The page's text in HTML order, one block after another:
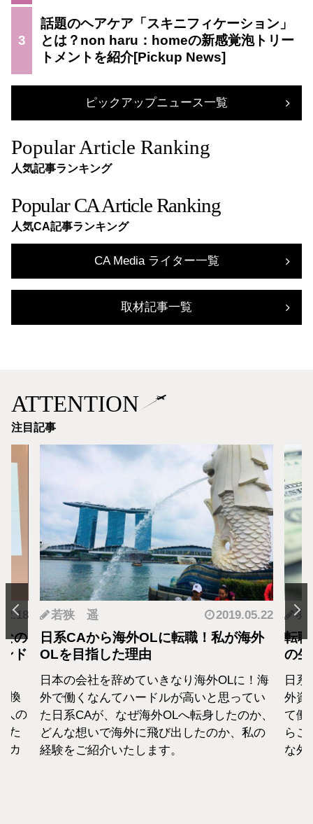
3
話題のヘアケア「スキニフィケーション」
とは？non haru：homeの新感覚泡トリー
トメントを紹介
ピックアップニュース一覧
Popular Article Ranking
人気記事ランキング
Popular CA Article Ranking
人気CA記事ランキング
CA Media ライター一覧
取材記事一覧
ATTENTION
注目記事
の
ド
換
人の
た
カ
若狭 遥 2019.05.22
日系CAから海外OLに転職！私が海外
OLを目指した理由
日本の会社を辞めていきなり海外OLに！海
外で働くなんてハードルが高いと思ってい
た日系CAが、なぜ海外OLへ転身したのか、
どんな想いで海外に飛び出したのか、私の
経験をご紹介いたします。
羽
転
の
日
外資
て働
らこ
な外